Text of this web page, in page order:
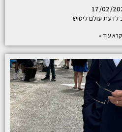
17/02/
עולם ליטוש
קרא עוד »